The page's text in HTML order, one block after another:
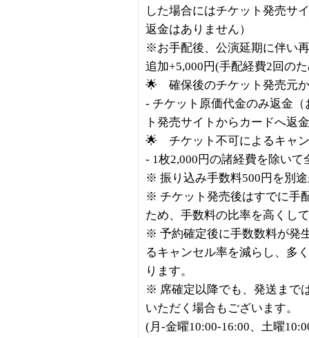
した場合にはチケット発売サ
返金はありません）
※お手配後、公演延期に伴い
追加+5,000円(手配経費2回の
🌟 確保後のチケット発売元
- チケット原価代金のみ返金
ト発売サイトからカードへ返
🌟 チケット不可によるキャ
- 1枚2,000円の諸経費を除いて
※ 振り込み手数料500円を別
※ チケット発売後はすでに手
ため、手数料の比率を高くし
※ 予約確定後に手数数料が発
るキャンセル率を減らし、多
ります。
※ 席確定以降でも、発送まで
いただく場合もございます。
(月-金曜10:00-16:00、土曜